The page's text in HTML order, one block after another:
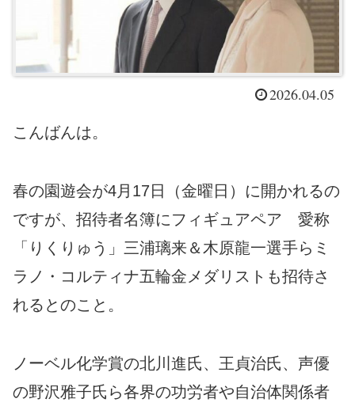
2026.04.05
こんばんは。
春の園遊会が4月17日（金曜日）に開かれるの
ですが、招待者名簿にフィギュアペア 愛称
「りくりゅう」三浦璃来＆木原龍一選手らミ
ラノ・コルティナ五輪金メダリストも招待さ
れるとのこと。
ノーベル化学賞の北川進氏、王貞治氏、声優
の野沢雅子氏ら各界の功労者や自治体関係者